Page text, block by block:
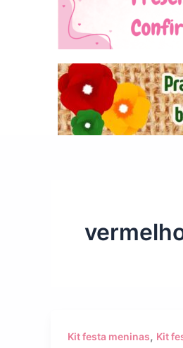
Kit festa meninas, Kit